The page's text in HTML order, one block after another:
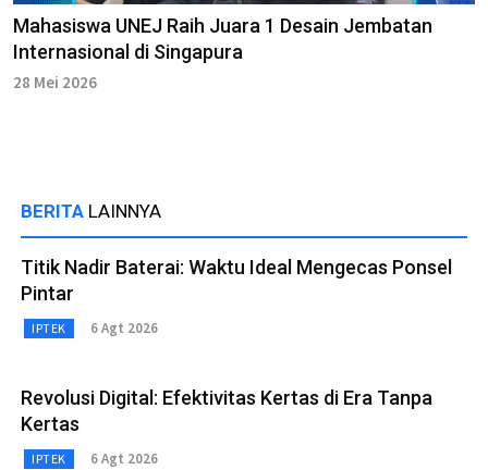
Mahasiswa UNEJ Raih Juara 1 Desain Jembatan
Internasional di Singapura
28 Mei 2026
BERITA LAINNYA
Titik Nadir Baterai: Waktu Ideal Mengecas Ponsel
Pintar
IPTEK 6 Agt 2026
Revolusi Digital: Efektivitas Kertas di Era Tanpa
Kertas
IPTEK 6 Agt 2026